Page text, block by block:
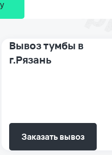
Вывоз тумбы в
г.Рязань
Заказать вывоз